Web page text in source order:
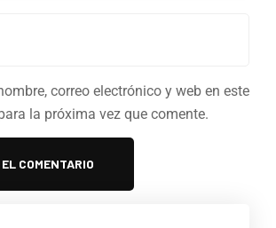
correo electrónico y web en este
la próxima vez que comente.